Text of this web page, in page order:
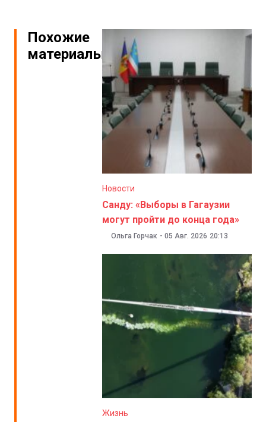
Похожие
материалы
Новости
Санду: «Выборы в Гагаузии
могут пройти до конца года»
Ольга Горчак - 05 Авг. 2026 20:13
Жизнь